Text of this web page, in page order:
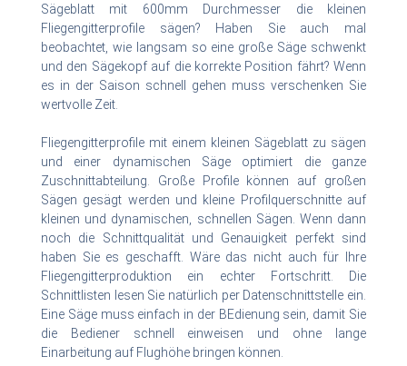
Sägeblatt mit 600mm Durchmesser die kleinen
Fliegengitterprofile sägen? Haben Sie auch mal
beobachtet, wie langsam so eine große Säge schwenkt
und den Sägekopf auf die korrekte Position fährt? Wenn
es in der Saison schnell gehen muss verschenken Sie
wertvolle Zeit.
Fliegengitterprofile mit einem kleinen Sägeblatt zu sägen
und einer dynamischen Säge optimiert die ganze
Zuschnittabteilung. Große Profile können auf großen
Sägen gesägt werden und kleine Profilquerschnitte auf
kleinen und dynamischen, schnellen Sägen. Wenn dann
noch die Schnittqualität und Genauigkeit perfekt sind
haben Sie es geschafft. Wäre das nicht auch für Ihre
Fliegengitterproduktion ein echter Fortschritt. Die
Schnittlisten lesen Sie natürlich per Datenschnittstelle ein.
Eine Säge muss einfach in der BEdienung sein, damit Sie
die Bediener schnell einweisen und ohne lange
Einarbeitung auf Flughöhe bringen können.